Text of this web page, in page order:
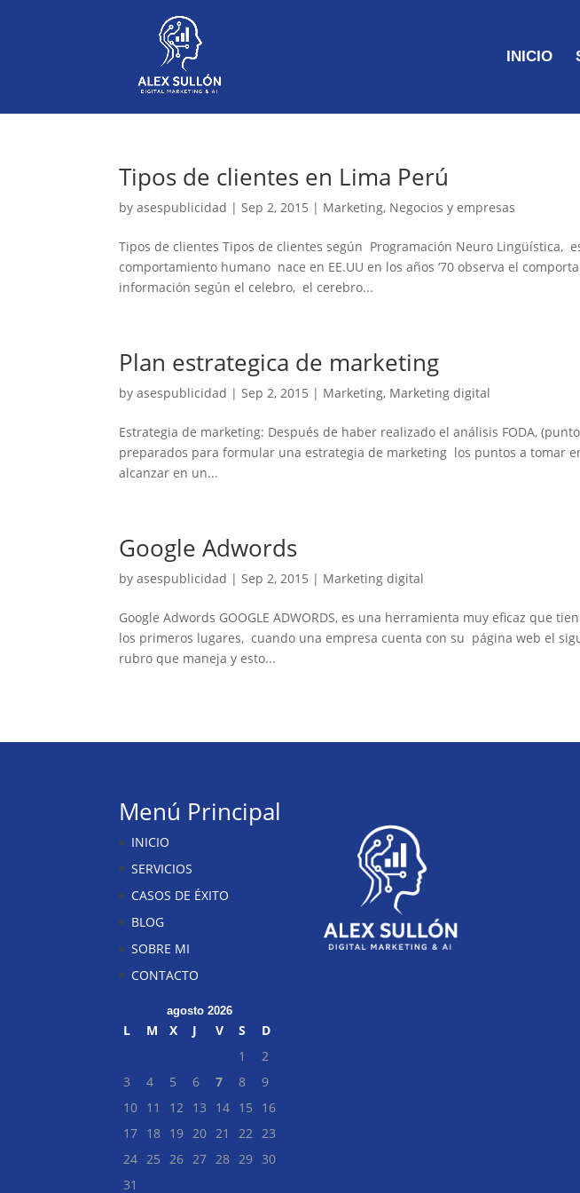
INICIO
Tipos de clientes en Lima Perú
byasespublicidad |Sep 2, 2015 | Marketing, Negocios y empresas
Tipos de clientes Tipos de clientes según Programación Neuro Lingüística,
comportamiento humano nace en EE.UU en los años ‘70 observa el
información según el celebro, el cerebro...
Plan estrategica de marketing
byasespublicidad |Sep 2, 2015 | Marketing, Marketing digital
Estrategia de marketing: Después de haber realizado el análisis FODA,
preparados para formular una estrategia de marketing los puntos a tomar
alcanzar en un...
Google Adwords
byasespublicidad |Sep 2, 2015 | Marketing digital
Google Adwords GOOGLE ADWORDS, es una herramienta muy eficaz que
los primeros lugares, cuando una empresa cuenta con su página web el
rubro que maneja y esto...
Menú Principal
INICIO
SERVICIOS
CASOS DE ÉXITO
BLOG
SOBRE MI
CONTACTO
agosto 2026
L M X J V S
D
1
2
3
4 5 6 7 8
9
10 11 12 13 14 15
16
17 18 19 20 21 22
23
24 25 26 27 28 29 30
31